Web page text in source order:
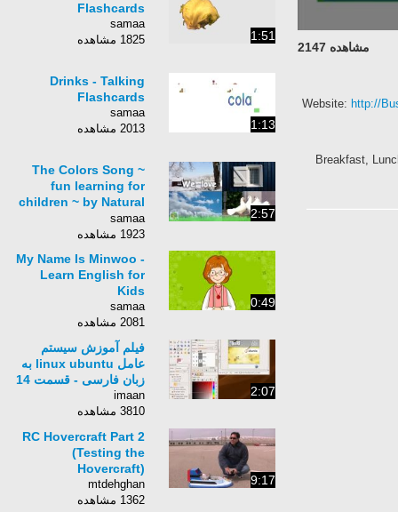
مشاهده 2147
Website: http://
Breakfast,
1:51
Flashcards
samaa
1825 مشاهده
1:13
Drinks - Talking
Flashcards
samaa
2013 مشاهده
2:57
The Colors Song ~
fun learning for
children ~ by Natural
English
samaa
1923 مشاهده
0:49
My Name Is Minwoo -
Learn English for
Kids
samaa
2081 مشاهده
2:07
فیلم آموزش سیستم
عامل linux ubuntu به
زبان فارسی - قسمت 14
imaan
3810 مشاهده
9:17
RC Hovercraft Part 2
(Testing the
Hovercraft)
mtdehghan
1362 مشاهده